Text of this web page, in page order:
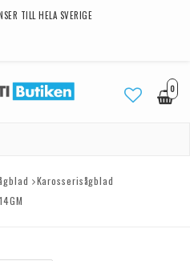
TILL HELA SVERIGE
0
Karosserisågblad